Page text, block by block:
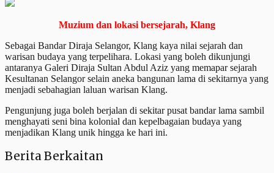
Muzium dan lokasi bersejarah, Klang
Sebagai Bandar Diraja Selangor, Klang kaya nilai sejarah dan
warisan budaya yang terpelihara. Lokasi yang boleh dikunjungi
antaranya Galeri Diraja Sultan Abdul Aziz yang memapar sejarah
Kesultanan Selangor selain aneka bangunan lama di sekitarnya yang
menjadi sebahagian laluan warisan Klang.
Pengunjung juga boleh berjalan di sekitar pusat bandar lama sambil
menghayati seni bina kolonial dan kepelbagaian budaya yang
menjadikan Klang unik hingga ke hari ini.
Berita Berkaitan